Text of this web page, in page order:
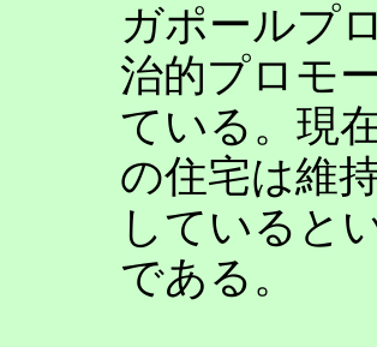
ガポールプ
治的プロモ
ている。現
の住宅は維
していると
である。